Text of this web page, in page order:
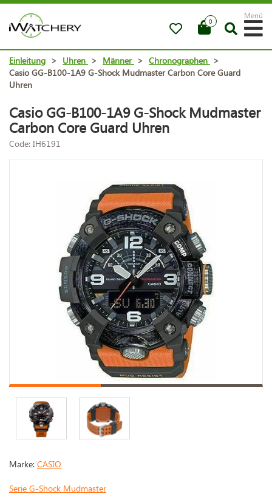
0
Menü
Einleitung > Uhren > Männer > Chronographen >
Casio GG-B100-1A9 G-Shock Mudmaster Carbon Core Guard
Uhren
Casio GG-B100-1A9 G-Shock Mudmaster
Carbon Core Guard Uhren
Code: IH6191
Marke: CASIO
Serie G-Shock Mudmaster